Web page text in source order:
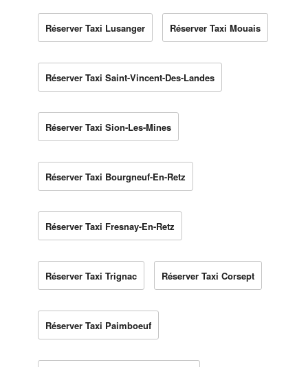
Réserver Taxi Lusanger Réserver Taxi Mouais
Réserver Taxi Saint-Vincent-Des-Landes
Réserver Taxi Sion-Les-Mines
Réserver Taxi Bourgneuf-En-Retz
Réserver Taxi Fresnay-En-Retz
Réserver Taxi Trignac Réserver Taxi Corsept
Réserver Taxi Paimboeuf